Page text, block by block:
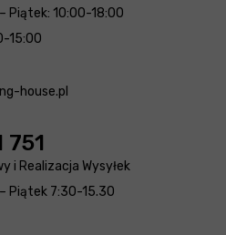
Piątek: 10:00-18:00
15:00
house.pl
751
i Realizacja Wysyłek
Piątek 7:30-15.30